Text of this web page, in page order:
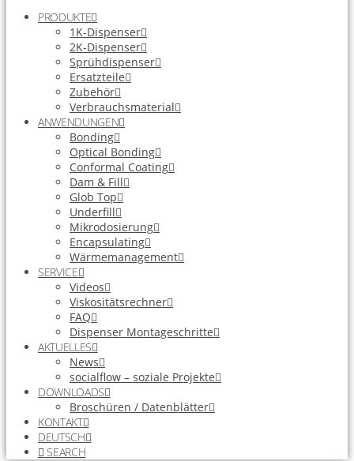
PRODUKTE
1K-Dispenser
2K-Dispenser
Sprühdispenser
Ersatzteile
Zubehör
Verbrauchsmaterial
ANWENDUNGEN
Bonding
Optical Bonding
Conformal Coating
Dam & Fill
Glob Top
Underfill
Mikrodosierung
Encapsulating
Wärmemanagement
SERVICE
Videos
Viskositätsrechner
FAQ
Dispenser Montageschritte
AKTUELLES
News
socialflow – soziale Projekte
DOWNLOADS
Broschüren / Datenblätter
KONTAKT
DEUTSCH
SEARCH